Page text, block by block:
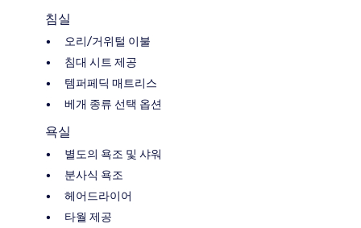
침실
오리/거위털 이불
침대 시트 제공
템퍼페딕 매트리스
베개 종류 선택 옵션
욕실
별도의 욕조 및 샤워
분사식 욕조
헤어드라이어
타월 제공